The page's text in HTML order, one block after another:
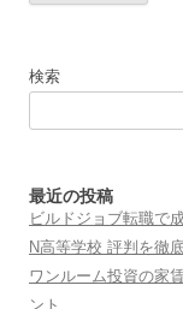
検索
最近の投稿
ビルドジョブ転職で
N高等学校 評判を徹
ワンルーム投資の家
ント